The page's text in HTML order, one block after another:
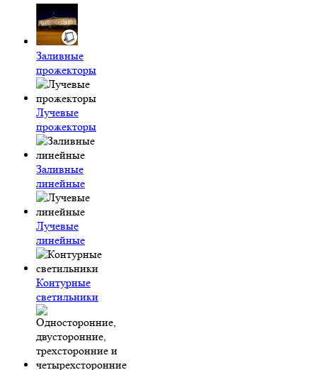
Заливные
прожекторы
Лучевые
прожекторы
Заливные
линейные
Лучевые
линейные
Контурные
светильники